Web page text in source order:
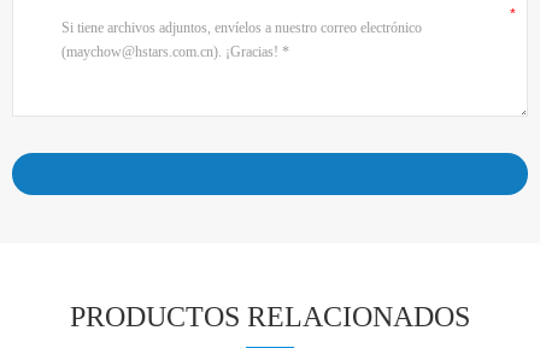
PRODUCTOS RELACIONADOS